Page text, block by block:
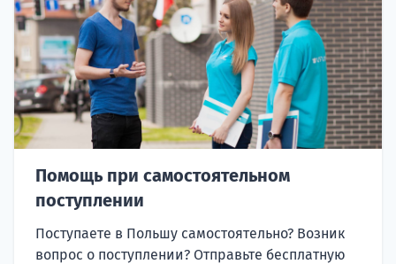
Помощь при самостоятельном
поступлении
Поступаете в Польшу самостоятельно? Возник
вопрос о поступлении? Отправьте бесплатную